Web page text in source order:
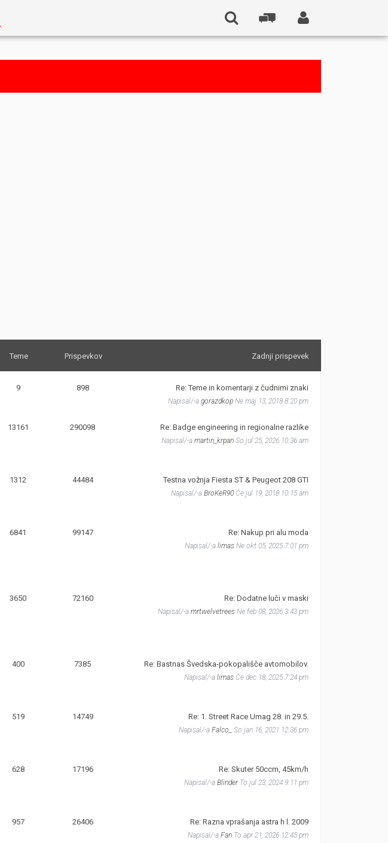
Teme Prispevkov Zadnji prispevek
9 898 Re: Teme in komentarji z čudnimi znaki
Napisal/-a gorazdkop Ne maj 13, 2018 8:20 pm
13161 290098 Re: Badge engineering in regionalne razlike
Napisal/-a martin_krpan So jul 25, 2026 10:36 am
1312 44484 Testna vožnja Fiesta ST & Peugeot 208 GTI
Napisal/-a BroKeR90 Če jul 19, 2018 10:15 am
6841 99147 Re: Nakup pri alu moda
Napisal/-a limas Ne okt 05, 2025 7:01 pm
3650 72160 Re: Dodatne luči v maski
Napisal/-a mrtwelvetrees Ne feb 08, 2026 3:43 pm
400 7385 Re: Bastnas Švedska-pokopališče avtomobilov.
Napisal/-a limas Če dec 18, 2025 7:24 pm
519 14749 Re: 1. Street Race Umag 28. in 29.5.
Napisal/-a Falco_ So jan 16, 2021 12:36 pm
628 17196 Re: Skuter 50ccm, 45km/h
Napisal/-a BlinderTo jul 23, 2024 9:11 pm
957 26406 Re: Razna vprašanja astra h l. 2009
Napisal/-a Fan To apr 21, 2026 12:45 pm